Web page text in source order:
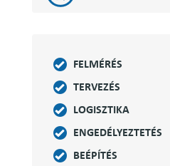
FELMÉRÉS
TERVEZÉS
LOGISZTIKA
ENGEDÉLYEZTETÉS
BEÉPÍTÉS